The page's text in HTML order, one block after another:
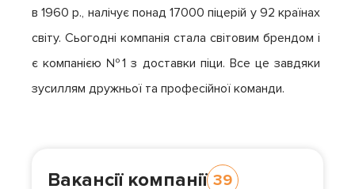
в 1960 р., налічує понад 17000 піцерій у 92 країнах
світу. Сьогодні компанія стала світовим брендом і
є компанією №1 з доставки піци. Все це завдяки
зусиллям дружньої та професійної команди.
Вакансії компанії 39